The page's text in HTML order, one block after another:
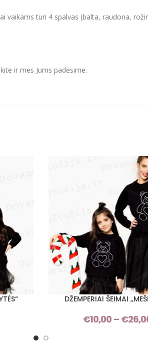
vaikams turi 4 spalvas (balta, raudona,
ir mes Jums padėsime.
PASIRINKTI SAVYBES
DŽEMPERIAI ŠEIMAI
€10,00 – €